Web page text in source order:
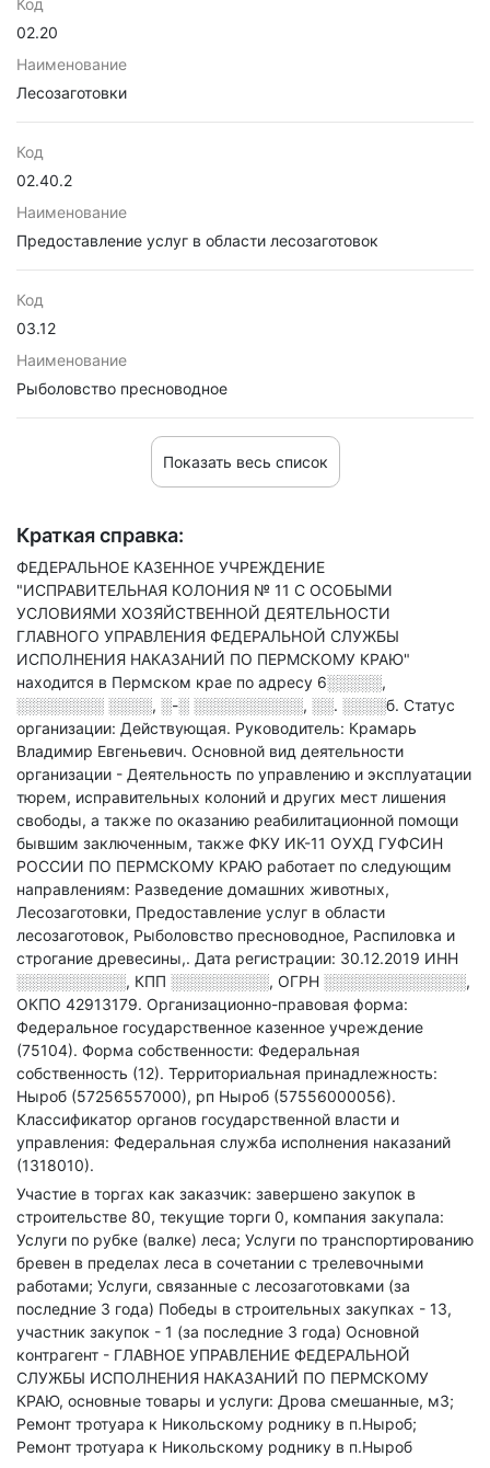
Код
02.20
Наименование
Лесозаготовки
Код
02.40.2
Наименование
Предоставление услуг в области лесозаготовок
Код
03.12
Наименование
Рыболовство пресноводное
Показать весь список
Краткая справка:
ФЕДЕРАЛЬНОЕ КАЗЕННОЕ УЧРЕЖДЕНИЕ
"ИСПРАВИТЕЛЬНАЯ КОЛОНИЯ № 11 С ОСОБЫМИ
УСЛОВИЯМИ ХОЗЯЙСТВЕННОЙ ДЕЯТЕЛЬНОСТИ
ГЛАВНОГО УПРАВЛЕНИЯ ФЕДЕРАЛЬНОЙ СЛУЖБЫ
ИСПОЛНЕНИЯ НАКАЗАНИЙ ПО ПЕРМСКОМУ КРАЮ"
находится в Пермском крае по адресу 6░░░░░,
░░░░░░░░ ░░░░, ░-░ ░░░░░░░░░░, ░░. ░░░░б. Статус
организации: Действующая. Руководитель: Крамарь
Владимир Евгеньевич. Основной вид деятельности
организации - Деятельность по управлению и эксплуатации
тюрем, исправительных колоний и других мест лишения
свободы, а также по оказанию реабилитационной помощи
бывшим заключенным, также ФКУ ИК-11 ОУХД ГУФСИН
РОССИИ ПО ПЕРМСКОМУ КРАЮ работает по следующим
направлениям: Разведение домашних животных,
Лесозаготовки, Предоставление услуг в области
лесозаготовок, Рыболовство пресноводное, Распиловка и
строгание древесины,. Дата регистрации: 30.12.2019 ИНН
░░░░░░░░░░, КПП ░░░░░░░░░, ОГРН ░░░░░░░░░░░░░,
ОКПО 42913179. Организационно-правовая форма:
Федеральное государственное казенное учреждение
(75104). Форма собственности: Федеральная
собственность (12). Территориальная принадлежность:
Ныроб (57256557000), рп Ныроб (57556000056).
Классификатор органов государственной власти и
управления: Федеральная служба исполнения наказаний
(1318010).
Участие в торгах как заказчик: завершено закупок в
строительстве 80, текущие торги 0, компания закупала:
Услуги по рубке (валке) леса; Услуги по транспортированию
бревен в пределах леса в сочетании с трелевочными
работами; Услуги, связанные с лесозаготовками (за
последние 3 года) Победы в строительных закупках - 13,
участник закупок - 1 (за последние 3 года) Основной
контрагент - ГЛАВНОЕ УПРАВЛЕНИЕ ФЕДЕРАЛЬНОЙ
СЛУЖБЫ ИСПОЛНЕНИЯ НАКАЗАНИЙ ПО ПЕРМСКОМУ
КРАЮ, основные товары и услуги: Дрова смешанные, м3;
Ремонт тротуара к Никольскому роднику в п.Ныроб;
Ремонт тротуара к Никольскому роднику в п.Ныроб